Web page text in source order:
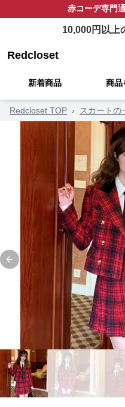
赤コーデ専門
10,000円以上
Redcloset
新着商品 商品
Redcloset TOP › スカートの
Previous slide